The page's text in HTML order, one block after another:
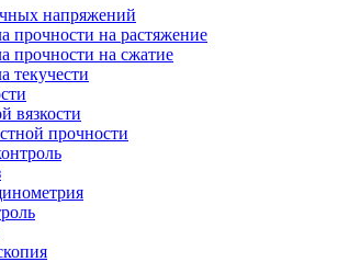
напряжений
прочности на растяжение
прочности на сжатие
текучести
вязкости
прочности